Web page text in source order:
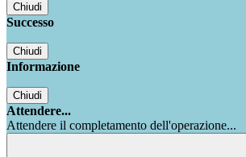
Chiudi
Successo
Chiudi
Informazione
Chiudi
Attendere...
Attendere il completamento dell'operazione...